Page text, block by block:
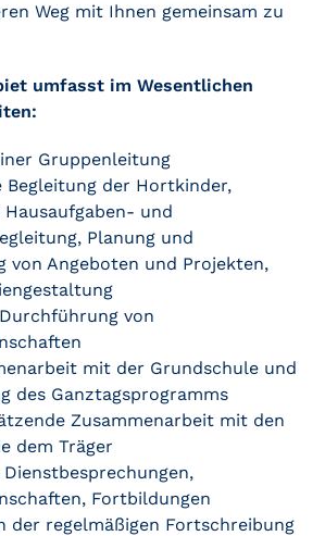
Weg mit Ihnen gemeinsam zu
umfasst im Wesentlichen
Gruppenleitung
Begleitung der Hortkinder,
Hausaufgaben- und
Planung und
von Angeboten und Projekten,
von
mit der Grundschule und
des Ganztagsprogramms
Zusammenarbeit mit den
dem Träger
Fortbildungen
der regelmäßigen Fortschreibung